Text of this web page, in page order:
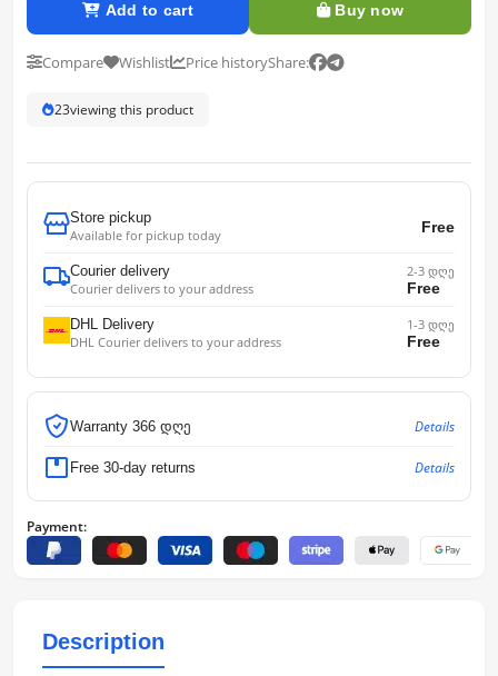
Add to cart Buy now
Compare Wishlist Price historyShare:
23viewing this product
Store pickup
Available for pickup today
Free
Courier delivery
Courier delivers to your address
2-3 დღე
Free
DHL Delivery
DHL Courier delivers to your address
1-3 დღე
Free
Warranty 366 დღე Details
Free 30-day returns Details
Payment:
Description